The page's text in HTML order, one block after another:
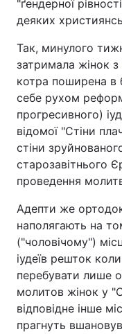
"ґендерної
деяких
Так, минулого
затримала жінок з
котра поширена в
себе рухом
прогресивного)
відомої "Стіни
стіни
старозавітнього
проведення
Адепти же
наполягають на
("чоловічому")
іудеїв решток
перебувати лише
молитов жінок у
відповідне інше
прагнуть